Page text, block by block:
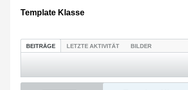
Template Klasse
BEITRÄGE LETZTE AKTIVITÄT BILDER